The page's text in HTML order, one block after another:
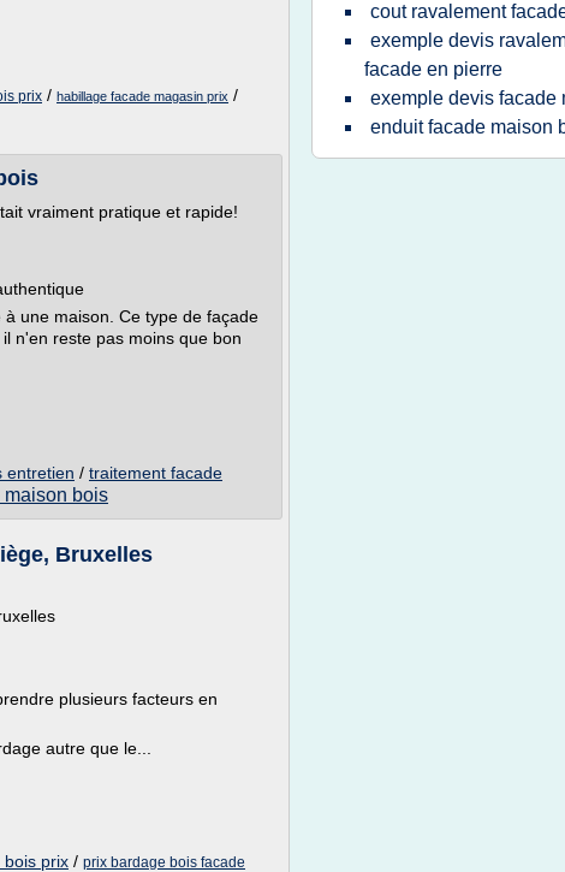
prix / habillage facade magasin prix /
vraiment pratique et rapide!
une maison. Ce type de façade
n'en reste pas moins que bon
entretien / traitement facade
maison bois
Bruxelles
plusieurs facteurs en
autre que le...
bois prix / prix bardage bois facade
cout ravalement
exemple devis
facade en pierre
exemple devis facade
enduit facade maison